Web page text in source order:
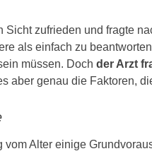
zufrieden und fragte
als einfach zu
müssen. Doch der Arzt
aber genau die Faktoren,
Alter einige